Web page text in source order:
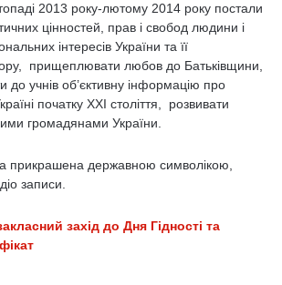
2013 року-лютому 2014 року постали
цінностей, прав і свобод людини і
інтересів України та її
прищеплювати любов до Батьківщини,
до учнів об’єктивну інформацію про
початку ХХІ століття, розвивати
громадянами України.
прикрашена державною символікою,
записи.
захід до Дня Гідності та